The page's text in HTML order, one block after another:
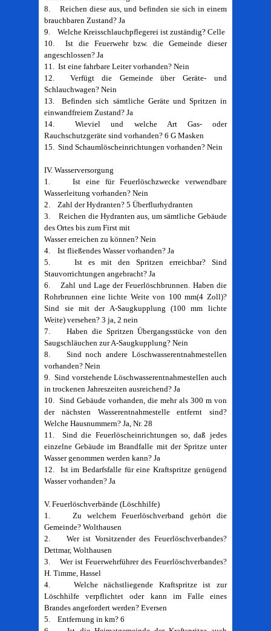
8. Reichen diese aus, und befinden sie sich in einem
brauchbaren Zustand? Ja
9. Welche Kreisschlauchpflegerei ist zuständig? Celle
10. Ist die Feuerwehr bzw. die Gemeinde dieser
angeschlossen? Ja
11. Ist eine fahrbare Leiter vorhanden? Nein
12. Verfügt die Gemeinde über Geräte- und
Schlauchwagen? Nein
13. Befinden sich sämtliche Geräte und Spritzen in
einwandfreiem Zustand? Ja
14. Wieviel und welche Art Gas- oder
Rauchschutzgeräte sind vorhanden? 6 G Masken
15. Sind Schaumlöscheinrichtungen vorhanden? Nein
IV. Wasserversorgung
1. Ist eine für Feuerlöschzwecke verwendbare
Wasserleitung vorhanden? Nein
2. Zahl der Hydranten? 5 Überflurhydranten
3. Reichen die Hydranten aus, um sämtliche Gebäude
des Ortes bis zum First mit
Wasser erreichen zu können? Nein
4. Ist fließendes Wasser vorhanden? Ja
5. Ist es mit den Spritzen erreichbar? Sind
Stauvorrichtungen angebracht? Ja
6. Zahl und Lage der Feuerlöschbrunnen. Haben die
Rohrbrunnen eine lichte Weite von 100 mm(4 Zoll)?
Sind sie mit der A-Saugkupplung (100 mm lichte
Weite) versehen? 3 ja, 2 nein
7. Haben die Spritzen Übergangsstücke von den
Saugschläuchen zur A-Saugkupplung? Nein
8. Sind noch andere Löschwasserentnahmestellen
vorhanden? Nein
9. Sind vorstehende Löschwasserentnahmestellen auch
in trockenen Jahreszeiten ausreichend? Ja
10. Sind Gebäude vorhanden, die mehr als 300 m von
der nächsten Wasserentnahmestelle entfernt sind?
Welche Hausnummern? Ja, Nr. 28
11. Sind die Feuerlöscheinrichtungen so, daß jedes
einzelne Gebäude im Brandfalle mit der Spritze unter
Wasser genommen werden kann? Ja
12. Ist im Bedarfsfalle für eine Kraftspritze genügend
Wasser vorhanden? Ja
V. Feuerlöschverbände (Löschhilfe)
1. Zu welchem Feuerlöschverband gehört die
Gemeinde? Wolthausen
2. Wer ist Vorsitzender des Feuerlöschverbandes?
Dettmar, Wolthausen
3. Wer ist Feuerwehrführer des Feuerlöschverbandes?
H. Timme, Hassel
4. Welche nächstliegende Kraftspritze ist zur
Löschhilfe verpflichtet oder kann im Falle eines
Brandes angefordert werden? Eversen
5. Entfernung in km? 6